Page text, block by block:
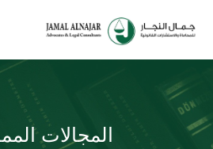
المجالات